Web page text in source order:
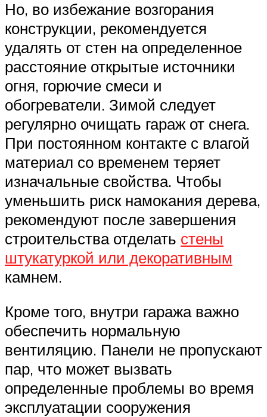
Но, во избежание возгорания
конструкции, рекомендуется
удалять от стен на определенное
расстояние открытые источники
огня, горючие смеси и
обогреватели. Зимой следует
регулярно очищать гараж от снега.
При постоянном контакте с влагой
материал со временем теряет
изначальные свойства. Чтобы
уменьшить риск намокания дерева,
рекомендуют после завершения
строительства отделать стены
штукатуркой или декоративным
камнем.
Кроме того, внутри гаража важно
обеспечить нормальную
вентиляцию. Панели не пропускают
пар, что может вызвать
определенные проблемы во время
эксплуатации сооружения